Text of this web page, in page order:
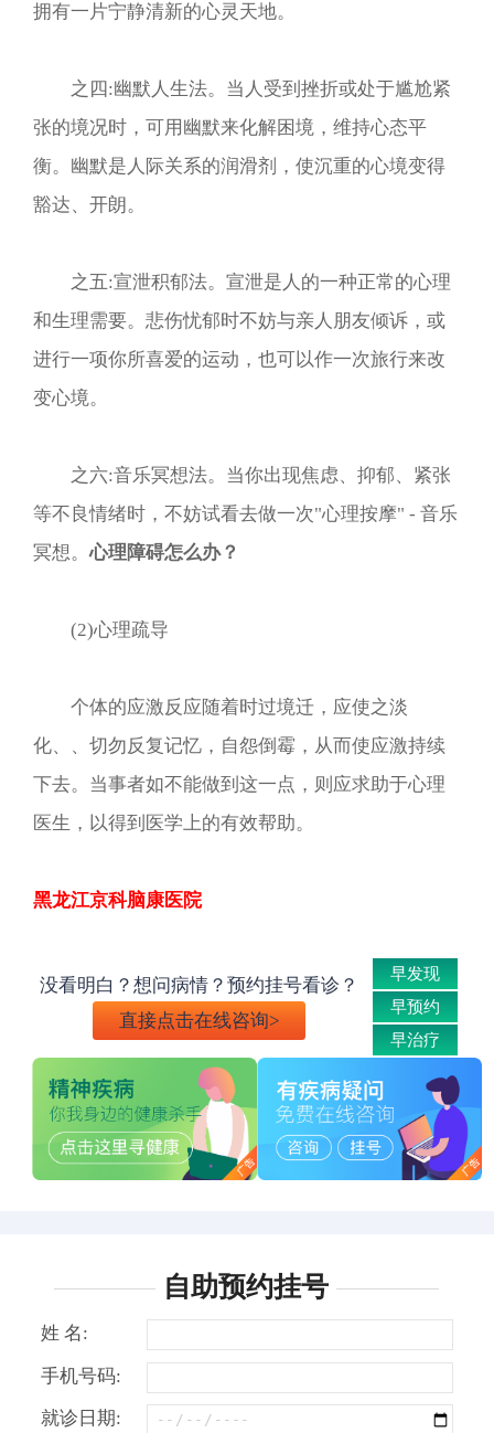
拥有一片宁静清新的心灵天地。
之四:幽默人生法。当人受到挫折或处于尴尬紧
张的境况时，可用幽默来化解困境，维持心态平
衡。幽默是人际关系的润滑剂，使沉重的心境变得
豁达、开朗。
之五:宣泄积郁法。宣泄是人的一种正常的心理
和生理需要。悲伤忧郁时不妨与亲人朋友倾诉，或
进行一项你所喜爱的运动，也可以作一次旅行来改
变心境。
之六:音乐冥想法。当你出现焦虑、抑郁、紧张
等不良情绪时，不妨试看去做一次"心理按摩" - 音乐
冥想。心理障碍怎么办？
(2)心理疏导
个体的应激反应随着时过境迁，应使之淡
化、、切勿反复记忆，自怨倒霉，从而使应激持续
下去。当事者如不能做到这一点，则应求助于心理
医生，以得到医学上的有效帮助。
黑龙江京科脑康医院
没看明白？想问病情？预约挂号看诊？
直接点击在线咨询>
早发现
早预约
早治疗
自助预约挂号
姓 名:
手机号码:
就诊日期: